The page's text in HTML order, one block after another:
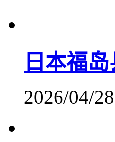
日本福
2026/04/28